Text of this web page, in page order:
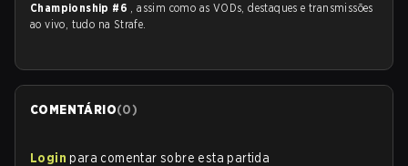
Championship #6 , assim como as VODs, destaques e transmissões
ao vivo, tudo na Strafe.
COMENTÁRIO(0)
Login para comentar sobre esta partida